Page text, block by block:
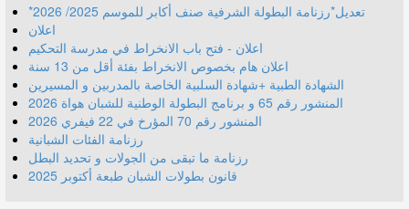
*تعديل*رزنامة البطولة الشرفية صنف أكابر للموسم 2025/ 2026
اعلان
اعلان - فتح باب الانخراط في مدرسة التحكيم
اعلان هام بخصوص الانخراط بفئة أقل من 13 سنة
الشهادة الطبية +شهادة السلبية الخاصة بالمدربين و المسيرين
المنشور رقم 70 المؤرخ في 22 فيفري 2026
رزنامة الفئات الشبانية
رزنامة ما تبقى من الجولات و تحديد البطل
قانون بطولات الشبان طبعة أكتوبر 2025